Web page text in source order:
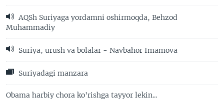
AQSh Suriyaga yordamni oshirmoqda, Behzod
Muhammadiy
Suriya, urush va bolalar - Navbahor Imamova
Suriyadagi manzara
Obama harbiy chora ko'rishga tayyor lekin...